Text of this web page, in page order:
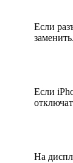
Если
заменить.
Если
На